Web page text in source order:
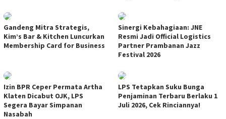
Gandeng Mitra Strategis,
Kim’s Bar & Kitchen Luncurkan
Membership Card for Business
Sinergi Kebahagiaan: JNE
Resmi Jadi Official Logistics
Partner Prambanan Jazz
Festival 2026
Izin BPR Ceper Permata Artha
Klaten Dicabut OJK, LPS
Segera Bayar Simpanan
Nasabah
LPS Tetapkan Suku Bunga
Penjaminan Terbaru Berlaku 1
Juli 2026, Cek Rinciannya!